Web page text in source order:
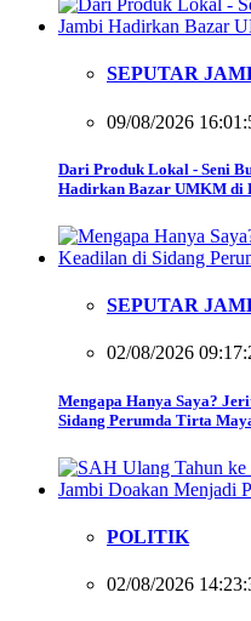
SEPUTAR
09/08/2026
Dari Produk Lokal - Seni
Hadirkan Bazar UMKM di
SEPUTAR
02/08/2026
Mengapa Hanya Saya?
Sidang Perumda Tirta
POLITIK
02/08/2026